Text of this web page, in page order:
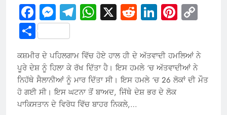
Facebook
Messenger
Telegram
WhatsApp
X RedditLinkedIn
Share
ਕਸ਼ਮੀਰ ਦੇ ਪਹਿਲਗਾਮ ਵਿੱਚ ਹੋਏ ਹਾਲ ਹੀ ਦੇ ਅੱਤਵਾਦੀ ਹਮਲਿਆਂ ਨੇ
ਪੂਰੇ ਦੇਸ਼ ਨੂੰ ਹਿਲਾ ਕੇ ਰੱਖ ਦਿੱਤਾ ਹੈ। ਇਸ ਹਮਲੇ ‘ਚ ਅੱਤਵਾਦੀਆਂ ਨੇ
ਨਿਹੱਥੇ ਸੈਲਾਨੀਆਂ ਨੂੰ ਮਾਰ ਦਿੱਤਾ ਸੀ। ਇਸ ਹਮਲੇ ‘ਚ 26 ਲੋਕਾਂ ਦੀ ਮੌਤ
ਹੋ ਗਈ ਸੀ। ਇਸ ਘਟਨਾ ਤੋਂ ਬਾਅਦ, ਜਿੱਥੇ ਦੇਸ਼ ਭਰ ਦੇ ਲੋਕ
ਪਾਕਿਸਤਾਨ ਦੇ ਵਿਰੋਧ ਵਿੱਚ ਬਾਹਰ ਨਿਕਲੇ,…